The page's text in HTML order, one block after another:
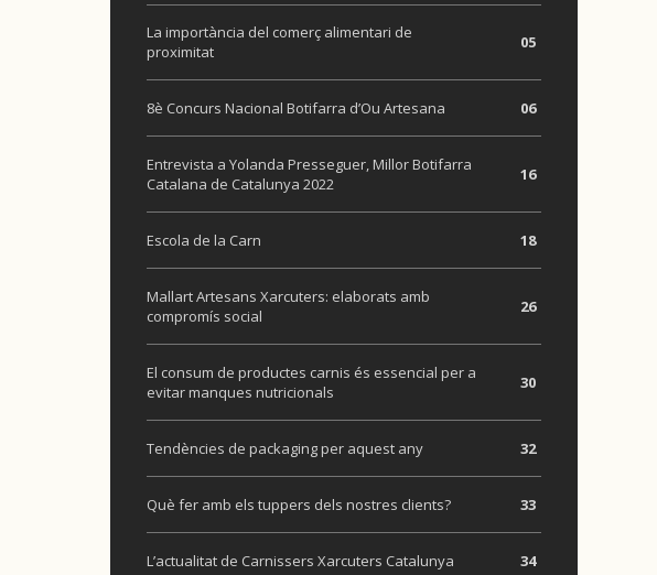
La importància del comerç alimentari de
proximitat
05
8è Concurs Nacional Botifarra d’Ou Artesana 06
Entrevista a Yolanda Presseguer, Millor Botifarra
Catalana de Catalunya 2022
16
Escola de la Carn 18
Mallart Artesans Xarcuters: elaborats amb
compromís social
26
El consum de productes carnis és essencial per a
evitar manques nutricionals
30
Tendències de packaging per aquest any 32
Què fer amb els tuppers dels nostres clients? 33
L’actualitat de Carnissers Xarcuters Catalunya 34